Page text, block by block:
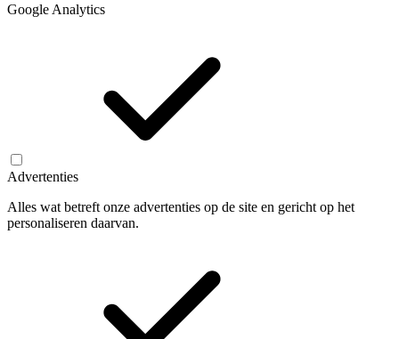
Google Analytics
Advertenties
Alles wat betreft onze advertenties op de site en gericht op het
personaliseren daarvan.